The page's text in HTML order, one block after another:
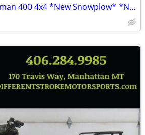
2005 Polaris Sportsman 400 4x4 *New Snowplow* *New Tires*